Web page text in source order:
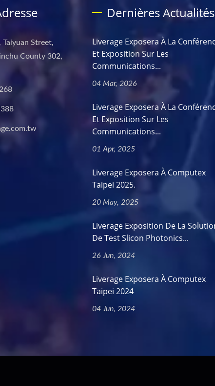
Taiyuan Street,
County 302,
Dernières Actualités
Liverage Exposera À La
Et Exposition Sur Les
Communications...
04 Mar, 2026
Liverage Exposera À La
Et Exposition Sur Les
Communications...
01 Apr, 2025
Liverage Exposera À Computex
Taipei 2025.
20 May, 2025
Liverage Exposition De La
De Test Slicon Photonics...
26 Jun, 2024
Liverage Exposera À Computex
Taipei 2024
04 Jun, 2024